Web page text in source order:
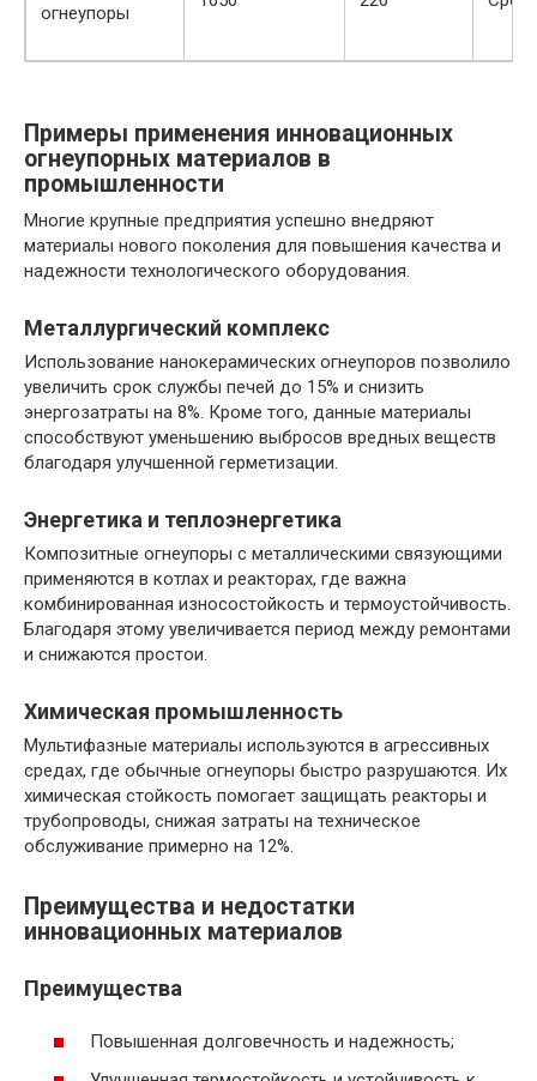
огнеупоры
Примеры применения инновационных
огнеупорных материалов в
промышленности
Многие крупные предприятия успешно внедряют
материалы нового поколения для повышения качества и
надежности технологического оборудования.
Металлургический комплекс
Использование нанокерамических огнеупоров позволило
увеличить срок службы печей до 15% и снизить
энергозатраты на 8%. Кроме того, данные материалы
способствуют уменьшению выбросов вредных веществ
благодаря улучшенной герметизации.
Энергетика и теплоэнергетика
Композитные огнеупоры с металлическими связующими
применяются в котлах и реакторах, где важна
комбинированная износостойкость и термоустойчивость.
Благодаря этому увеличивается период между ремонтами
и снижаются простои.
Химическая промышленность
Мультифазные материалы используются в агрессивных
средах, где обычные огнеупоры быстро разрушаются. Их
химическая стойкость помогает защищать реакторы и
трубопроводы, снижая затраты на техническое
обслуживание примерно на 12%.
Преимущества и недостатки
инновационных материалов
Преимущества
Повышенная долговечность и надежность;